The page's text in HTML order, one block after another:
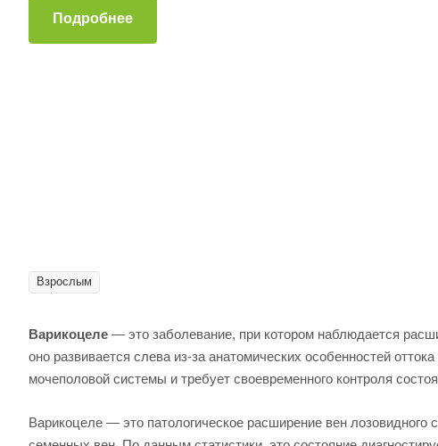
Подробнее
Взрослым
Варикоцеле — это заболевание, при котором наблюдается
оно развивается слева из-за анатомических особенностей
мочеполовой системы и требует своевременного контроля
Варикоцеле — это патологическое расширение вен лозовидного